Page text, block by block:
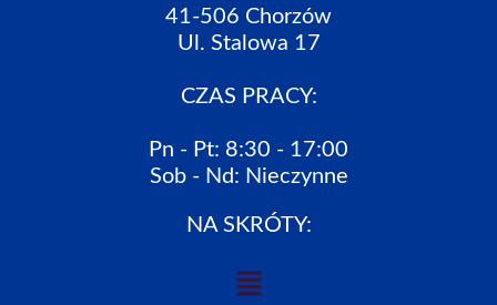
41-506 Chorzów
Ul. Stalowa 17
CZAS PRACY:
Pn - Pt: 8:30 - 17:00
Sob - Nd: Nieczynne
NA SKRÓTY: